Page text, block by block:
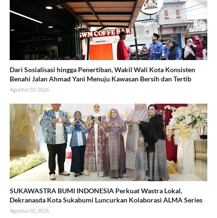
Dari Sosialisasi hingga Penertiban, Wakil Wali Kota Konsisten
Benahi Jalan Ahmad Yani Menuju Kawasan Bersih dan Tertib
Agustus 03, 2026
SUKAWASTRA BUMI INDONESIA Perkuat Wastra Lokal,
Dekranasda Kota Sukabumi Luncurkan Kolaborasi ALMA Series
Agustus 02, 2026